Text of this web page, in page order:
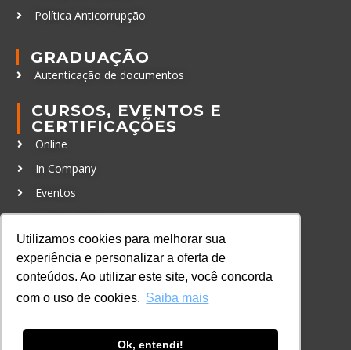
Utilizamos cookies para melhorar sua
experiência e personalizar a oferta de
conteúdos. Ao utilizar este site, você concorda
com o uso de cookies. Saiba mais
Ok, entendi!
Política Anticorrupção
GRADUAÇÃO
Autenticação de documentos
CURSOS, EVENTOS E
CERTIFICAÇÕES
Online
In Company
Eventos
Certificações
CONTATO
+55 11 3259-2837
+55 11 98924-8322